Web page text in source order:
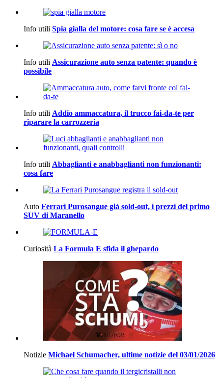
Info utili Spia gialla del motore: cosa fare se è accesa
Info utili Assicurazione auto senza patente: quando è
possibile
Info utili Addio ammaccatura, il trucco fai-da-te per
riparare la carrozzeria
Info utili Abbaglianti e anabbaglianti non funzionanti:
cosa fare
Auto Ferrari Purosangue già sold-out, i prezzi del primo
SUV di Maranello
Curiosità La Formula E sfida il ghepardo
Notizie Michael Schumacher, ultime notizie del 03/01/2026